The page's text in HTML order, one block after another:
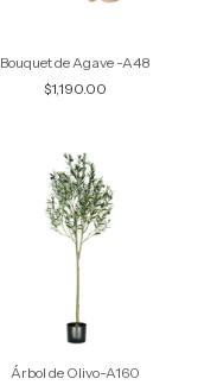
Bouquet de Agave -A48
$1,190.00
Árbol de Olivo-A160